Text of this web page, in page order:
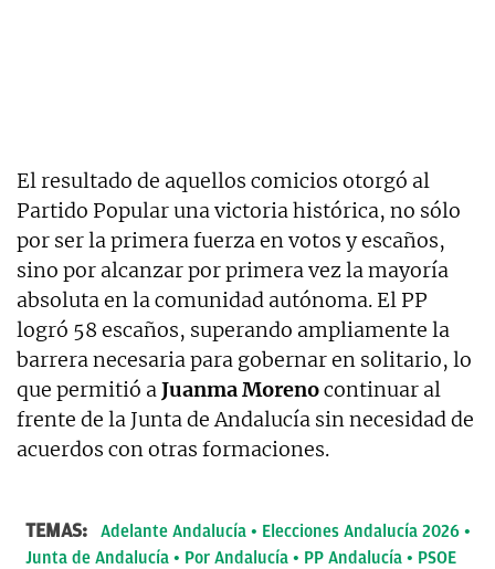
El resultado de aquellos comicios otorgó al
Partido Popular una victoria histórica, no sólo
por ser la primera fuerza en votos y escaños,
sino por alcanzar por primera vez la mayoría
absoluta en la comunidad autónoma. El PP
logró 58 escaños, superando ampliamente la
barrera necesaria para gobernar en solitario, lo
que permitió aJuanma Morenocontinuar al
frente de la Junta de Andalucía sin necesidad de
acuerdos con otras formaciones.
TEMAS: Adelante Andalucía
Elecciones Andalucía 2026
Junta de Andalucía
Por Andalucía PP Andalucía
PSOE